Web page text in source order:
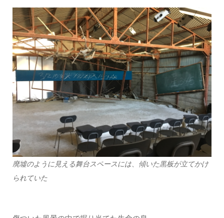
廃墟のように見える舞台スペースには、傾いた黒板が立てかけ
られていた